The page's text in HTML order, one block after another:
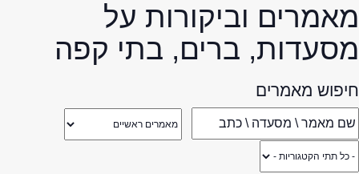
מאמרים וביקורות על
מסעדות, ברים, בתי קפה
חיפוש מאמרים